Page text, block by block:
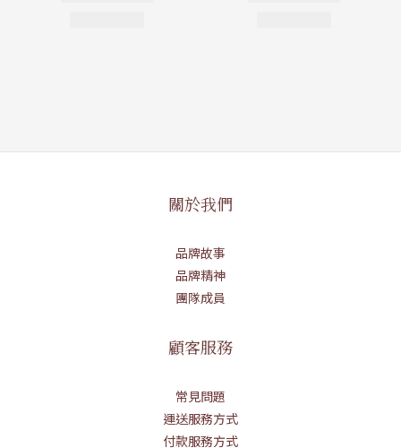
關於我們
品牌故事
品牌精神
團隊成員
顧客服務
常見問題
運送服務方式
付款服務方式